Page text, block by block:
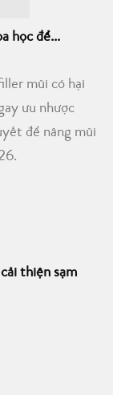
học để...
mũi có hại
ưu nhược
để nâng mũi
thiện sạm